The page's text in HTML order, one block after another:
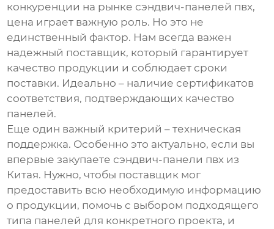
конкуренции на рынке сэндвич-панелей пвх,
цена играет важную роль. Но это не
единственный фактор. Нам всегда важен
надежный поставщик, который гарантирует
качество продукции и соблюдает сроки
поставки. Идеально – наличие сертификатов
соответствия, подтверждающих качество
панелей.
Еще один важный критерий – техническая
поддержка. Особенно это актуально, если вы
впервые закупаете сэндвич-панели пвх из
Китая. Нужно, чтобы поставщик мог
предоставить всю необходимую информацию
о продукции, помочь с выбором подходящего
типа панелей для конкретного проекта, и